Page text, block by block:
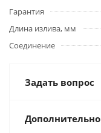
Гарантия
Длина излива, мм
Соединение
Задать вопрос
Дополнительно